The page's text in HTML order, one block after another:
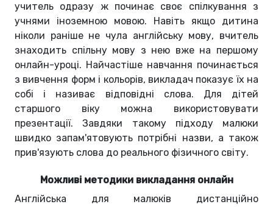
учитель одразу ж починає своє спілкування з
учнями іноземною мовою. Навіть якщо дитина
ніколи раніше не чула англійську мову, вчитель
знаходить спільну мову з нею вже на першому
онлайн-уроці. Найчастіше навчання починається
з вивчення форм і кольорів, викладач показує їх на
собі і називає відповідні слова. Для дітей
старшого віку можна використовувати
презентації. Завдяки такому підходу малюки
швидко запам'ятовують потрібні назви, а також
прив'язують слова до реального фізичного світу.
Можливі методики викладання онлайн
Англійська для малюків дистанційно